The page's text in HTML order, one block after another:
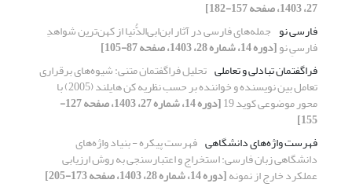
27، 1403، صفحه 157-182]
فارسی نو جمله‌های فارسی در آثار ابن‌ابی‌الدُّنیا از کهن‌ترین شواهدِ
فارسیِ نو[دوره 14، شماره 28، 1403، صفحه 87-105]
فراگفتمان تبادلی و تعاملی تحلیل فراگفتمان متنی: شیوه‌های برقراری
تعامل بین نویسنده و خواننده بر حسب نظریه کن هایلند (2005) با
محور موضوعی کوید 19 [دوره 14، شماره 27، 1403، صفحه 127-
155]
فهرست واژه‌های دانشگاهی فهرست پیکره - بنیاد واژه‌های
دانشگاهی زبان فارسی: استخراج و اعتبارسنجی به روش ارزیابی
عملکرد خارج از نمونه[دوره 14، شماره 28، 1403، صفحه 173-205]